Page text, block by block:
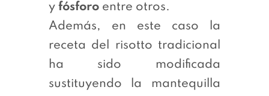
y fósforoentre otros.
Además, en este caso la
receta del risotto tradicional
ha sido modificada
sustituyendo la mantequilla